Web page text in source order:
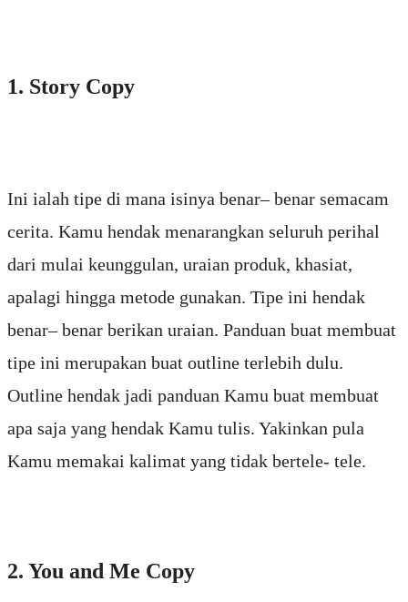
1. Story Copy
Ini ialah tipe di mana isinya benar– benar semacam
cerita. Kamu hendak menarangkan seluruh perihal
dari mulai keunggulan, uraian produk, khasiat,
apalagi hingga metode gunakan. Tipe ini hendak
benar– benar berikan uraian. Panduan buat membuat
tipe ini merupakan buat outline terlebih dulu.
Outline hendak jadi panduan Kamu buat membuat
apa saja yang hendak Kamu tulis. Yakinkan pula
Kamu memakai kalimat yang tidak bertele- tele.
2. You and Me Copy